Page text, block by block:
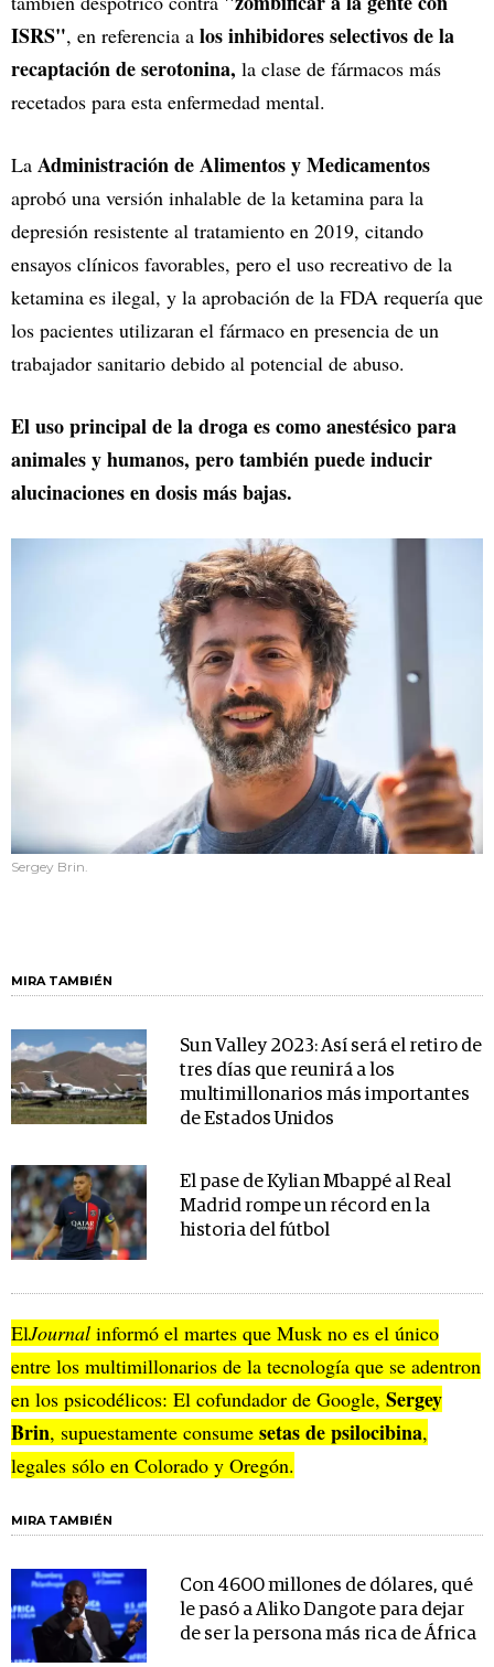
ISRS", en referencia a los inhibidores selectivos de la
recaptación de serotonina, la clase de fármacos más
recetados para esta enfermedad mental.
La Administración de Alimentos y Medicamentos
aprobó una versión inhalable de la ketamina para la
depresión resistente al tratamiento en 2019, citando
ensayos clínicos favorables, pero el uso recreativo de la
ketamina es ilegal, y la aprobación de la FDA requería que
los pacientes utilizaran el fármaco en presencia de un
trabajador sanitario debido al potencial de abuso.
El uso principal de la droga es como anestésico para
animales y humanos, pero también puede inducir
alucinaciones en dosis más bajas.
Sergey Brin.
MIRA TAMBIÉN
Sun Valley 2023: Así será el retiro de
tres días que reunirá a los
multimillonarios más importantes
de Estados Unidos
El pase de Kylian Mbappé al Real
Madrid rompe un récord en la
historia del fútbol
ElJournal informó el martes que Musk no es el único
entre los multimillonarios de la tecnología que se adentron
en los psicodélicos: El cofundador de Google, Sergey
Brin, supuestamente consume setas de psilocibina,
legales sólo en Colorado y Oregón.
MIRA TAMBIÉN
Con 4600 millones de dólares, qué
le pasó a Aliko Dangote para dejar
de ser la persona más rica de África